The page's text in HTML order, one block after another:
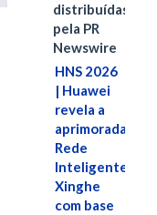
distribuídas
pela PR
Newswire
HNS 2026
| Huawei
revela a
aprimorada
Rede
Inteligente
Xinghe
com base